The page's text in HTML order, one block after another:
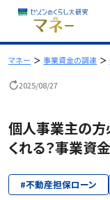
容
を
プ
マネー 事業資金の調達
2025/08/27
個人事業主の方
くれる？事業資
#不動産担保ローン